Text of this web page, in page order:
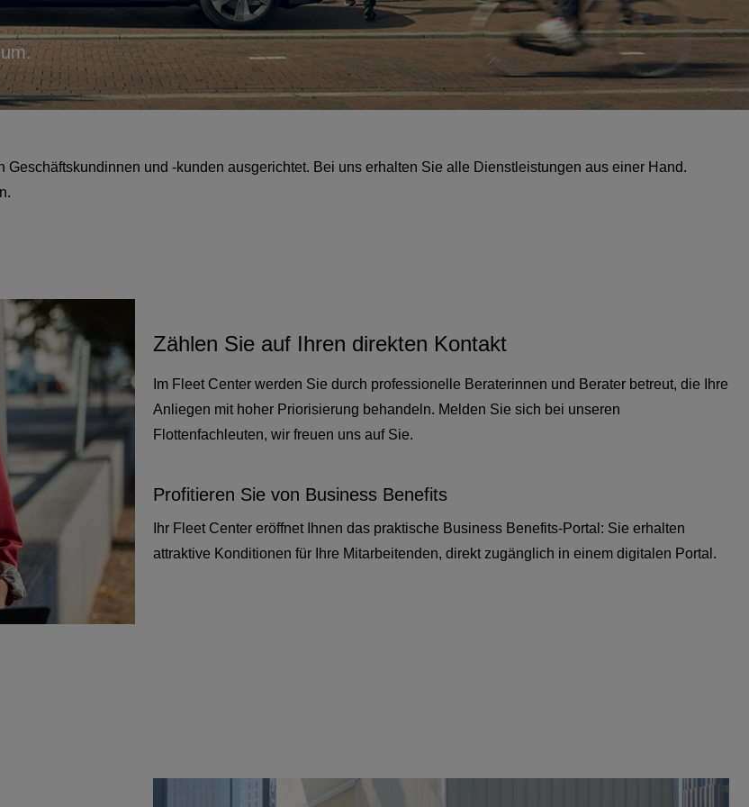
und -kunden ausgerichtet. Bei uns erhalten Sie alle Dienstleistungen aus einer Hand.
Zählen Sie auf Ihren direkten Kontakt
Im Fleet Center werden Sie durch professionelle Beraterinnen und Berater betreut, die Ihre
Anliegen mit hoher Priorisierung behandeln. Melden Sie sich bei unseren
Flottenfachleuten, wir freuen uns auf Sie.
Profitieren Sie von Business Benefits
Ihr Fleet Center eröffnet Ihnen das praktische Business Benefits-Portal: Sie erhalten
attraktive Konditionen für Ihre Mitarbeitenden, direkt zugänglich in einem digitalen Portal.